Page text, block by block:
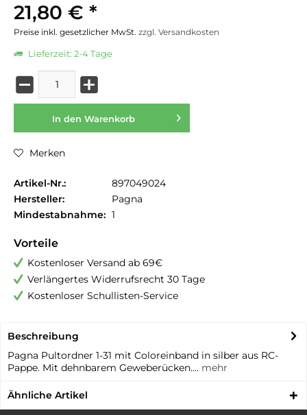
21,80 € *
Preise inkl. gesetzlicher MwSt. zzgl. Versandkosten
Lieferzeit: 2-4 Tage
In den Warenkorb
Merken
Artikel-Nr.:
897049024
Hersteller:
Pagna
Mindestabnahme: 1
Vorteile
Kostenloser Versand ab 69€
Verlängertes Widerrufsrecht 30 Tage
Kostenloser Schullisten-Service
Beschreibung
Pagna Pultordner 1-31 mit Coloreinband in silber aus RC-
Pappe. Mit dehnbarem Geweberücken.... mehr
Ähnliche Artikel